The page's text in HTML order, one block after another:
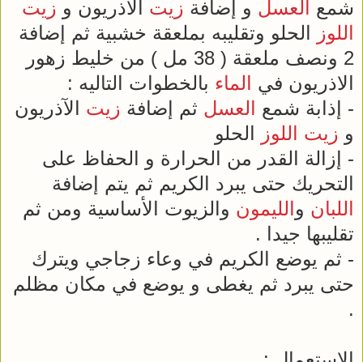
شمع العسل و إضافة زيت الآذريون و زيت
اللوز الحلو وتقليبه بملعقة خشبية ثم إضافة
2 ونصف ملعقة ( 38 مل ) من خليط زهور
الاذريون في الماء بالخطوات التاليه :
- إذابة شمع العسل ثم إضافة زيت الآذريون
و زيت اللوز الحلو
- إزالة القدر من الحرارة و الحفاظ على
التحريك حتى يبرد الكريم ثم يتم إضافة
اللبان والليمون والزيوت الأساسية ومن ثم
تقليبها جيدا .
- ثم يوضع الكريم في وعاء زجاجي ويترك
حتى يبرد ثم يغطى و يوضع في مكان مظلم
.